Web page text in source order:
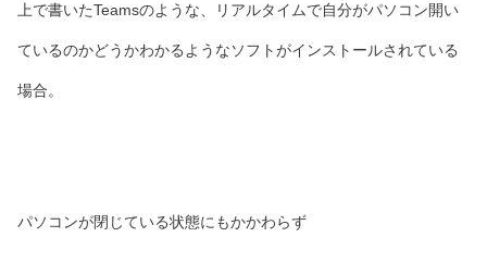
上で書いたTeamsのような、リアルタイムで自分がパソコン開い
ているのかどうかわかるようなソフトがインストールされている
場合。
パソコンが閉じている状態にもかかわらず